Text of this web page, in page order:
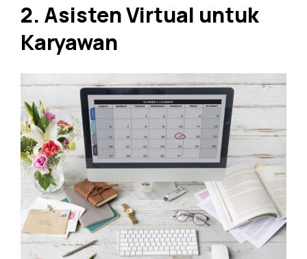
2. Asisten Virtual untuk
Karyawan